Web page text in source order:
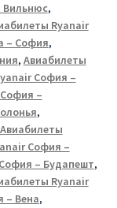
Вильнюс,
Ryanair
– София,
, Авиабилеты
София –
–
,
Авиабилеты
София –
– Будапешт,
Ryanair
– Вена,